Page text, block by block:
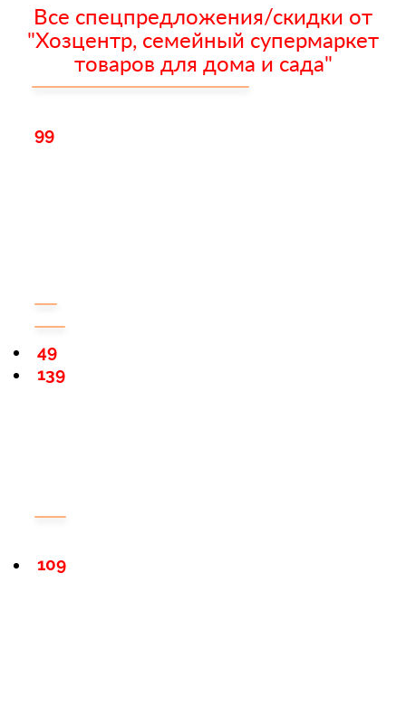
Все спецпредложения/скидки от
"Хозцентр, семейный супермаркет
товаров для дома и сада"
99
139
49
109